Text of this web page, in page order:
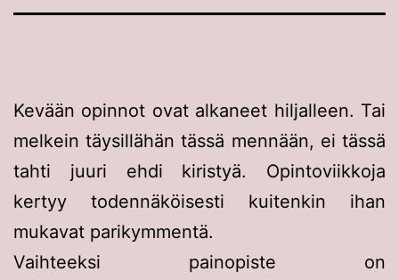
Kevään opinnot ovat alkaneet hiljalleen. Tai
melkein täysillähän tässä mennään, ei tässä
tahti juuri ehdi kiristyä. Opintoviikkoja
kertyy todennäköisesti kuitenkin ihan
mukavat parikymmentä.
Vaihteeksi painopiste on